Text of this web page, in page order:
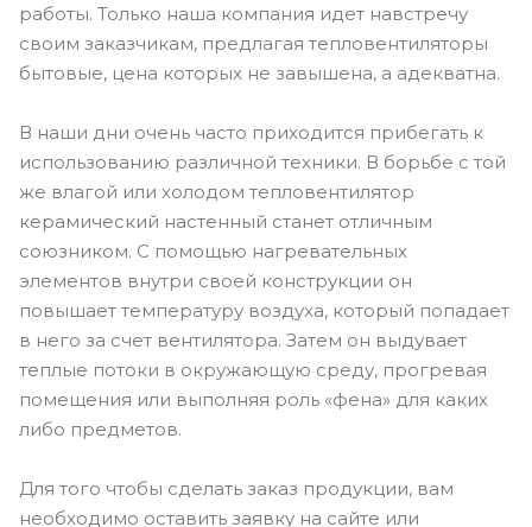
работы. Только наша компания идет навстречу
своим заказчикам, предлагая тепловентиляторы
бытовые, цена которых не завышена, а адекватна.
В наши дни очень часто приходится прибегать к
использованию различной техники. В борьбе с той
же влагой или холодом тепловентилятор
керамический настенный станет отличным
союзником. С помощью нагревательных
элементов внутри своей конструкции он
повышает температуру воздуха, который попадает
в него за счет вентилятора. Затем он выдувает
теплые потоки в окружающую среду, прогревая
помещения или выполняя роль «фена» для каких
либо предметов.
Для того чтобы сделать заказ продукции, вам
необходимо оставить заявку на сайте или